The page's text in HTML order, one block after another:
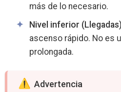
más de lo necesario.
Nivel inferior
ascenso rápido. No es
prolongada.
️ Advertencia